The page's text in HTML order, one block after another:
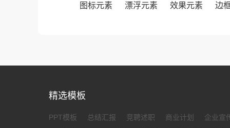
图标元素
漂浮元素 效果元素 边
精选模板
PPT模板 总结汇报 竞聘述职 商业计划
企业宣